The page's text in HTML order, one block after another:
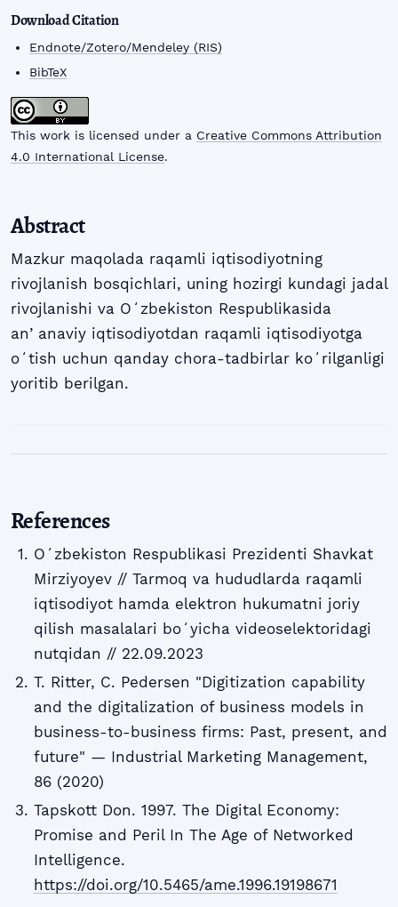
Download Citation
Endnote/Zotero/Mendeley (RIS)
BibTeX
This work is licensed under a Creative Commons Attribution
4.0 International License.
Abstract
Mazkur maqolada raqamli iqtisodiyotning
rivojlanish bosqichlari, uning hozirgi kundagi jadal
rivojlanishi va Oʻzbekiston Respublikasida
anʼanaviy iqtisodiyotdan raqamli iqtisodiyotga
oʻtish uchun qanday chora-tadbirlar koʻrilganligi
yoritib berilgan.
References
Oʻzbekiston Respublikasi Prezidenti Shavkat
Mirziyoyev // Tarmoq va hududlarda raqamli
iqtisodiyot hamda elektron hukumatni joriy
qilish masalalari boʻyicha videoselektoridagi
nutqidan // 22.09.2023
T. Ritter, C. Pedersen "Digitization capability
and the digitalization of business models in
business-to-business firms: Past, present, and
future" — Industrial Marketing Management,
86 (2020)
Tapskott Don. 1997. The Digital Economy:
Promise and Peril In The Age of Networked
Intelligence.
https://doi.org/10.5465/ame.1996.19198671